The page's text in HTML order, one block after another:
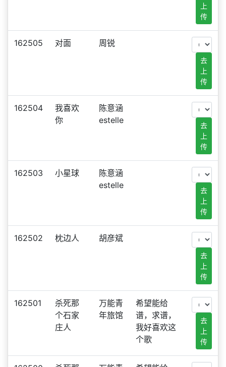
上
传
162505 对面 周锐
去
上
传
162504
我喜欢
你
陈意涵
estelle
去
上
传
162503 小星球
陈意涵
estelle
去
上
传
162502 枕边人 胡彦斌
去
上
传
162501
杀死那
个石家
庄人
万能青
年旅馆
希望能给
谱，求谱，
我好喜欢这
个歌
去
上
传